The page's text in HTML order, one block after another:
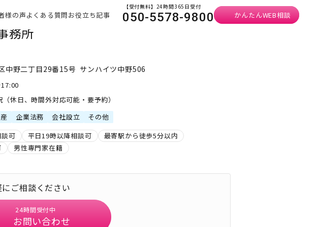
様の声よくある質問お役立ち記事
【受付無料】24時間365日受付
050-5578-9800 かんたんWEB相談
務所
中野二丁目29番15号 サンハイツ中野506
休日、時間外対応可能・要予約）
企業法務 会社設立 その他
可 平日19時以降相談可
最寄駅から徒歩5分以内
男性専門家在籍
ご相談ください
24時間受付中
お問い合わせ